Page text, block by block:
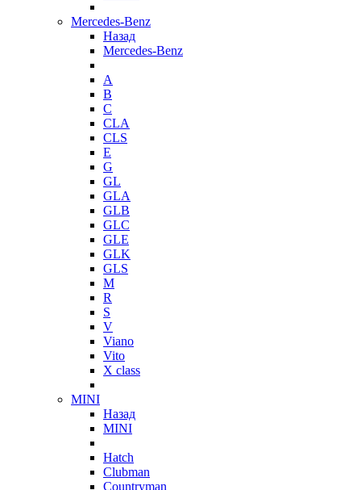
Mercedes-Benz
Назад
Mercedes-Benz
A
B
C
CLA
CLS
E
G
GL
GLA
GLB
GLC
GLE
GLK
GLS
M
R
S
V
Viano
Vito
X class
MINI
Назад
MINI
Hatch
Clubman
Countryman